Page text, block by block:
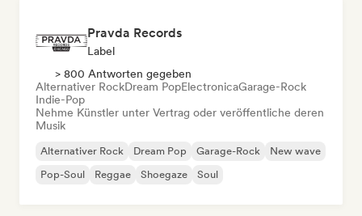
Pravda Records
Label
> 800 Antworten gegeben
Alternativer RockDream PopElectronicaGarage-Rock
Indie-Pop
Nehme Künstler unter Vertrag oder veröffentliche deren
Musik
Alternativer Rock Dream Pop Garage-Rock
New wave
Pop-Soul
Reggae Shoegaze Soul